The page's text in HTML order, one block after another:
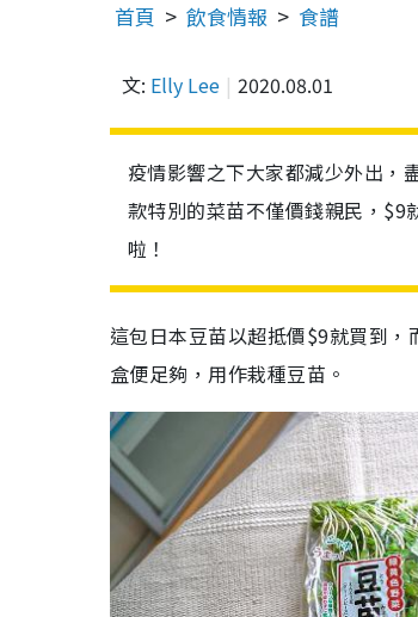
首頁 飲食情報 食譜
文: Elly Lee 2020.08.01
疫情影響之下大家都減少外出，
款特別的菜苗不僅價錢親民，$9
啦！
這包日本豆苗以超抵價$9就買到
盒便足夠，用作栽種豆苗。